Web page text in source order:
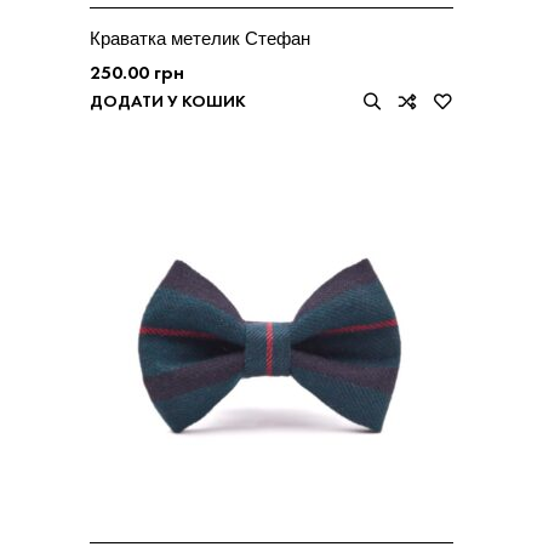
Краватка метелик Стефан
250.00 грн
ДОДАТИ У КОШИК